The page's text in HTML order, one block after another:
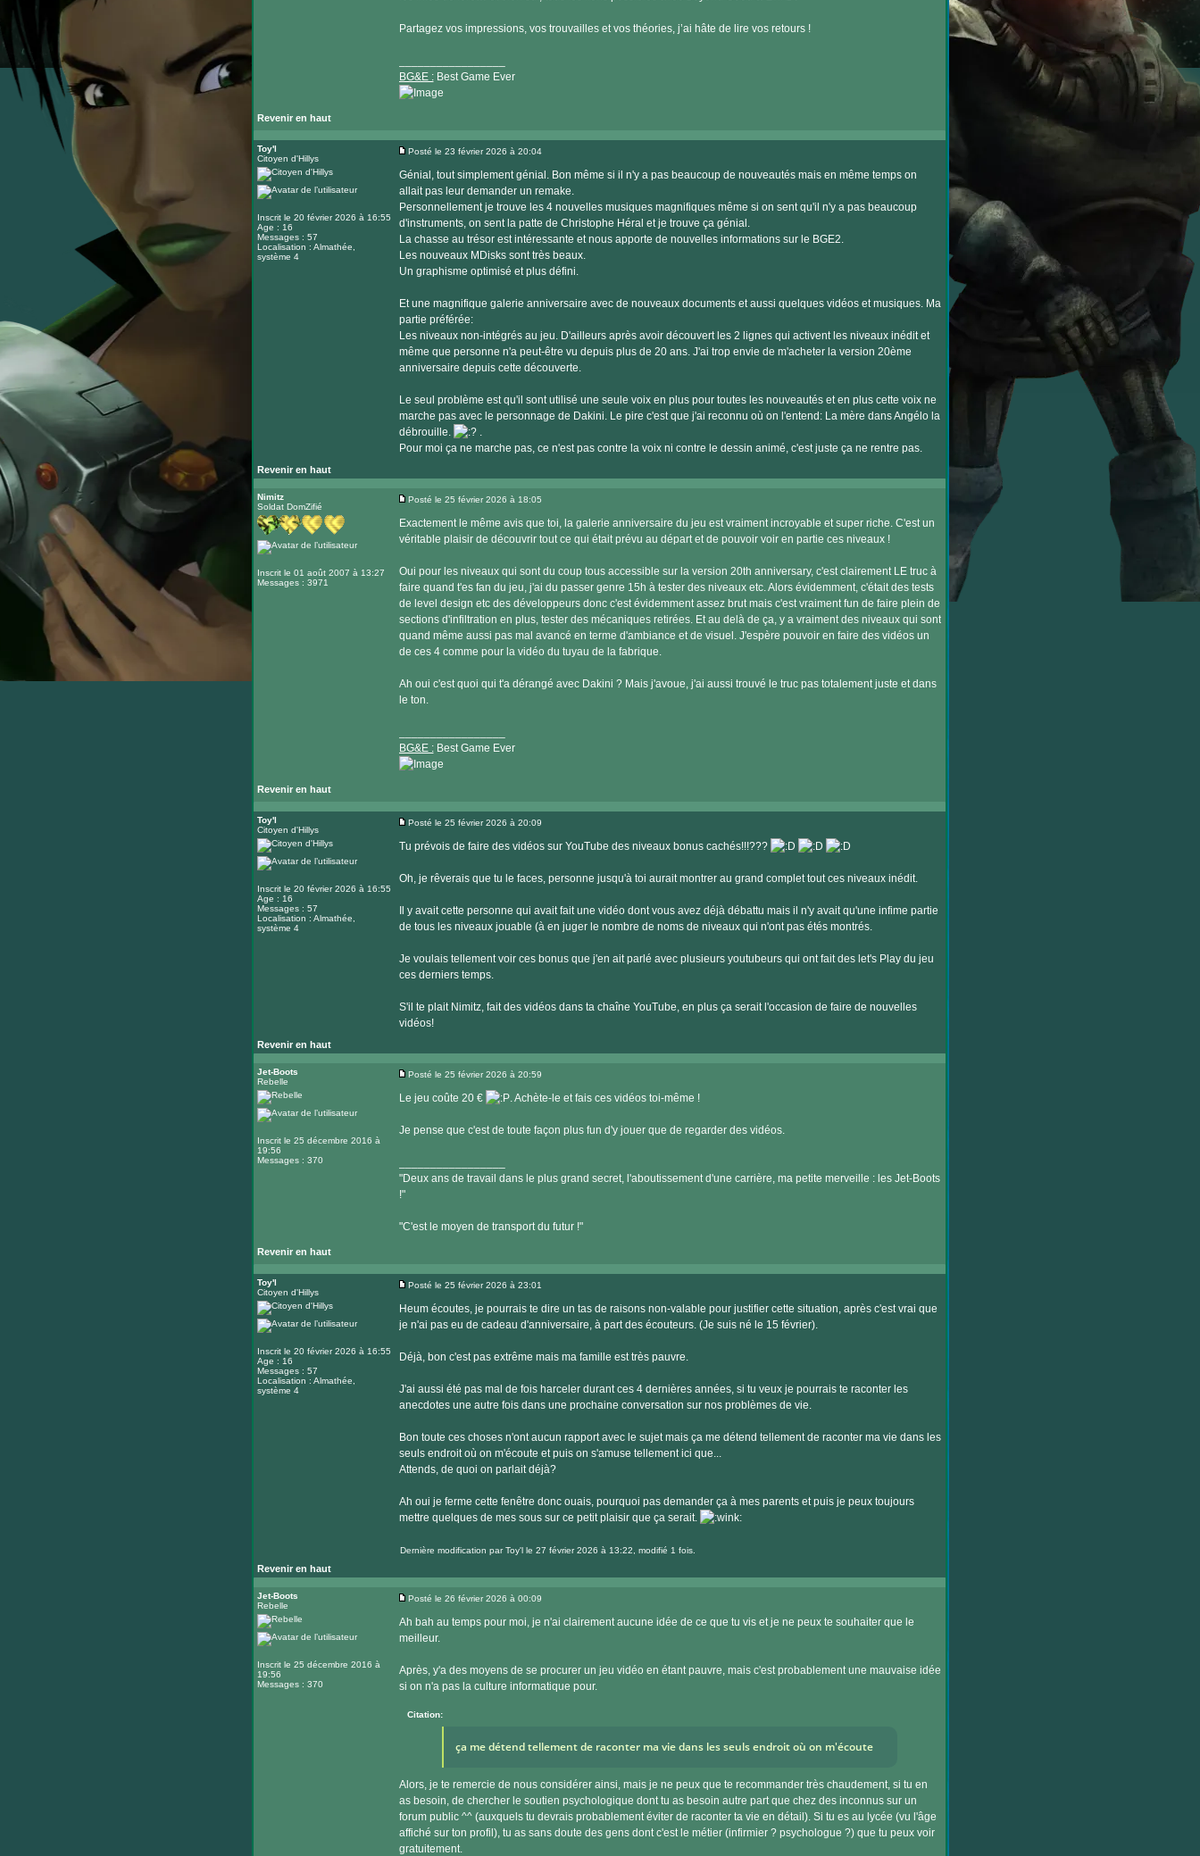
Partagez vos impressions, vos trouvailles et vos théories, j’ai hâte de lire vos retours !
BG&E :Best Game Ever
Revenir en haut
le
site
Toy'l
Citoyen d'Hillys
Inscrit le 20 février 2026 à 16:55
Age : 16
Messages : 57
Localisation : Almathée,
système 4
Posté le 23 février 2026 à 20:04
Génial, tout simplement génial. Bon même si il n'y a pas beaucoup de nouveautés mais en même temps on
allait pas leur demander un remake.
Personnellement je trouve les 4 nouvelles musiques magnifiques même si on sent qu'il n'y a pas beaucoup
d'instruments, on sent la patte de Christophe Héral et je trouve ça génial.
La chasse au trésor est intéressante et nous apporte de nouvelles informations sur le BGE2.
Les nouveaux MDisks sont très beaux.
Un graphisme optimisé et plus défini.
Et une magnifique galerie anniversaire avec de nouveaux documents et aussi quelques vidéos et musiques. Ma
partie préférée:
Les niveaux non-intégrés au jeu. D'ailleurs après avoir découvert les 2 lignes qui activent les niveaux inédit et
même que personne n'a peut-être vu depuis plus de 20 ans. J'ai trop envie de m'acheter la version 20ème
anniversaire depuis cette découverte.
Le seul problème est qu'il sont utilisé une seule voix en plus pour toutes les nouveautés et en plus cette voix ne
marche pas avec le personnage de Dakini. Le pire c'est que j'ai reconnu où on l'entend: La mère dans Angélo la
débrouille.
.
Pour moi ça ne marche pas, ce n'est pas contre la voix ni contre le dessin animé, c'est juste ça ne rentre pas.
Revenir en haut
Nimitz
Soldat DomZifié
Inscrit le 01 août 2007 à 13:27
Messages : 3971
Posté le 25 février 2026 à 18:05
Exactement le même avis que toi, la galerie anniversaire du jeu est vraiment incroyable et super riche. C'est un
véritable plaisir de découvrir tout ce qui était prévu au départ et de pouvoir voir en partie ces niveaux !
Oui pour les niveaux qui sont du coup tous accessible sur la version 20th anniversary, c'est clairement LE truc à
faire quand t'es fan du jeu, j'ai du passer genre 15h à tester des niveaux etc. Alors évidemment, c'était des tests
de level design etc des développeurs donc c'est évidemment assez brut mais c'est vraiment fun de faire plein de
sections d'infiltration en plus, tester des mécaniques retirées. Et au delà de ça, y a vraiment des niveaux qui sont
quand même aussi pas mal avancé en terme d'ambiance et de visuel. J'espère pouvoir en faire des vidéos un
de ces 4 comme pour la vidéo du tuyau de la fabrique.
Ah oui c'est quoi qui t'a dérangé avec Dakini ? Mais j'avoue, j'ai aussi trouvé le truc pas totalement juste et dans
le ton.
BG&E :Best Game Ever
Revenir en haut
le
site
Toy'l
Citoyen d'Hillys
Inscrit le 20 février 2026 à 16:55
Age : 16
Messages : 57
Localisation : Almathée,
système 4
Posté le 25 février 2026 à 20:09
Tu prévois de faire des vidéos sur YouTube des niveaux bonus cachés!!!???
Oh, je rêverais que tu le faces, personne jusqu'à toi aurait montrer au grand complet tout ces niveaux inédit.
Il y avait cette personne qui avait fait une vidéo dont vous avez déjà débattu mais il n'y avait qu'une infime partie
de tous les niveaux jouable (à en juger le nombre de noms de niveaux qui n'ont pas étés montrés.
Je voulais tellement voir ces bonus que j'en ait parlé avec plusieurs youtubeurs qui ont fait des let's Play du jeu
ces derniers temps.
S'il te plait Nimitz, fait des vidéos dans ta chaîne YouTube, en plus ça serait l'occasion de faire de nouvelles
vidéos!
Revenir en haut
Jet-Boots
Rebelle
Inscrit le 25 décembre 2016 à
19:56
Messages : 370
Posté le 25 février 2026 à 20:59
Le jeu coûte 20 € . Achète-le et fais ces vidéos toi-même !
Je pense que c'est de toute façon plus fun d'y jouer que de regarder des vidéos.
"Deux ans de travail dans le plus grand secret, l'aboutissement d'une carrière, ma petite merveille : les Jet-Boots
!"
"C'est le moyen de transport du futur !"
Revenir en haut
Toy'l
Citoyen d'Hillys
Inscrit le 20 février 2026 à 16:55
Age : 16
Messages : 57
Localisation : Almathée,
système 4
Posté le 25 février 2026 à 23:01
Heum écoutes, je pourrais te dire un tas de raisons non-valable pour justifier cette situation, après c'est vrai que
je n'ai pas eu de cadeau d'anniversaire, à part des écouteurs. (Je suis né le 15 février).
Déjà, bon c'est pas extrême mais ma famille est très pauvre.
J'ai aussi été pas mal de fois harceler durant ces 4 dernières années, si tu veux je pourrais te raconter les
anecdotes une autre fois dans une prochaine conversation sur nos problèmes de vie.
Bon toute ces choses n'ont aucun rapport avec le sujet mais ça me détend tellement de raconter ma vie dans les
seuls endroit où on m'écoute et puis on s'amuse tellement ici que...
Attends, de quoi on parlait déjà?
Ah oui je ferme cette fenêtre donc ouais, pourquoi pas demander ça à mes parents et puis je peux toujours
mettre quelques de mes sous sur ce petit plaisir que ça serait.
Dernière modification parToy'lle 27 février 2026 à 13:22, modifié 1 fois.
Revenir en haut
Jet-Boots
Rebelle
Inscrit le 25 décembre 2016 à
19:56
Messages : 370
Posté le 26 février 2026 à 00:09
Ah bah au temps pour moi, je n'ai clairement aucune idée de ce que tu vis et je ne peux te souhaiter que le
meilleur.
Après, y'a des moyens de se procurer un jeu vidéo en étant pauvre, mais c'est probablement une mauvaise idée
si on n'a pas la culture informatique pour.
Citation:
ça me détend tellement de raconter ma vie dans les seuls endroit où on m'écoute
Alors, je te remercie de nous considérer ainsi, mais je ne peux que te recommander très chaudement, si tu en
as besoin, de chercher le soutien psychologique dont tu as besoin autre part que chez des inconnus sur un
forum public ^^ (auxquels tu devrais probablement éviter de raconter ta vie en détail). Si tu es au lycée (vu l'âge
affiché sur ton profil), tu as sans doute des gens dont c'est le métier (infirmier ? psychologue ?) que tu peux voir
gratuitement.